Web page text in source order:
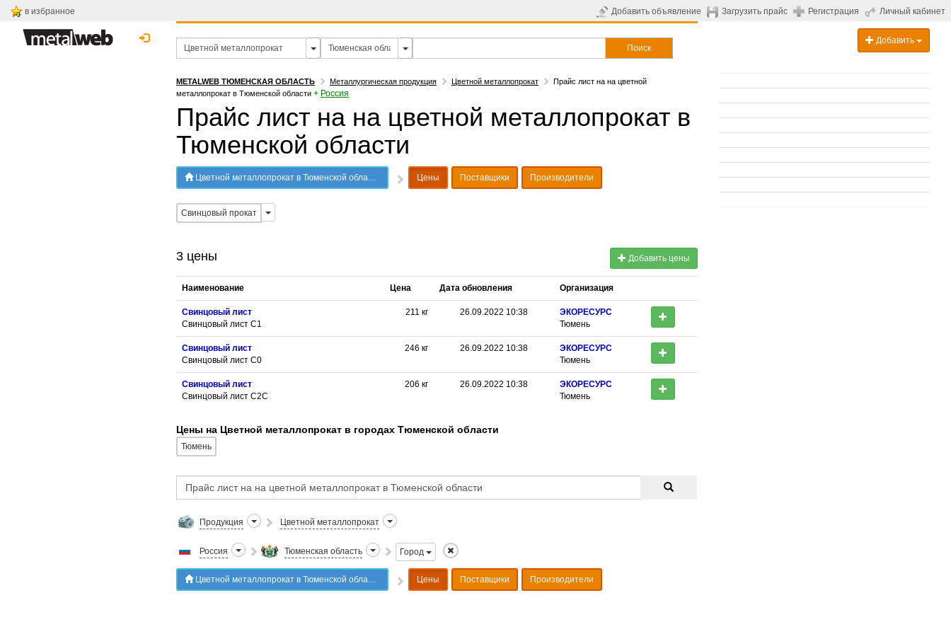
в избранное Добавить объявление Загрузить прайс Регистрация Личный кабинет
Поиск
Добавить
METALWEB ТЮМЕНСКАЯ ОБЛАСТЬ Металлургическая продукция Цветной металлопрокат
Прайс лист на на цветной
металлопрокат в Тюменской области + Россия
Прайс лист на на цветной металлопрокат в
Тюменской области
Цветной металлопрокат в Тюменской области Цены Поставщики Производители
Свинцовый прокат
3 цены Добавить цены
Наименование Цена Дата обновления Организация
Свинцовый лист
Свинцовый лист С1
211 кг 26.09.2022 10:38
ЭКОРЕСУРС
Тюмень
Свинцовый лист
Свинцовый лист С0
246 кг 26.09.2022 10:38
ЭКОРЕСУРС
Тюмень
Свинцовый лист
Свинцовый лист С2С
206 кг 26.09.2022 10:38
ЭКОРЕСУРС
Тюмень
Цены на Цветной металлопрокат в городах Тюменской области
Тюмень
Продукция Цветной металлопрокат
Россия Тюменская область Город
Цветной металлопрокат в Тюменской области Цены Поставщики Производители